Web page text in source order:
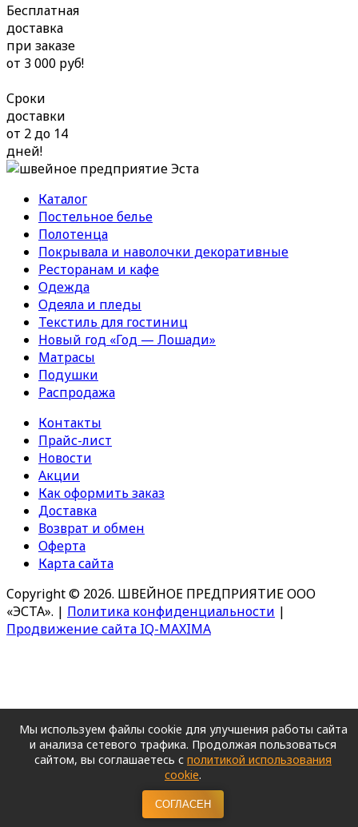
Бесплатная
доставка
при заказе
от 3 000 руб!
Сроки
доставки
от 2 до 14
дней!
Каталог
Постельное белье
Полотенца
Покрывала и наволочки декоративные
Ресторанам и кафе
Одежда
Одеяла и пледы
Текстиль для гостиниц
Новый год «Год — Лошади»
Матрасы
Подушки
Распродажа
Контакты
Прайс-лист
Новости
Акции
Как оформить заказ
Доставка
Возврат и обмен
Оферта
Карта сайта
Copyright © 2026. ШВЕЙНОЕ ПРЕДПРИЯТИЕ ООО
«ЭСТА». | Политика конфиденциальности |
Продвижение сайта IQ-MAXIMA
Мы используем файлы cookie для улучшения работы сайта
и анализа сетевого трафика. Продолжая пользоваться
сайтом, вы соглашаетесь с политикой использования
cookie.
СОГЛАСЕН